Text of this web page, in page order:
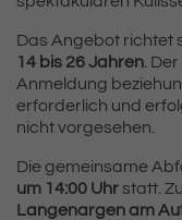
Das Angebot richtet
14 bis 26 Jahren .
Anmeldung
erforderlich und
nicht vorgesehen.
Die gemeinsame
um 14:00 Uhr statt.
Langenargen am